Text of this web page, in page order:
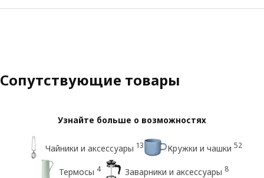
Сопутствующие товары
Узнайте больше о возможностях
Чайники и аксессуары 13 Кружки и чашки 52
Термосы 4 Заварники и аксессуары 8